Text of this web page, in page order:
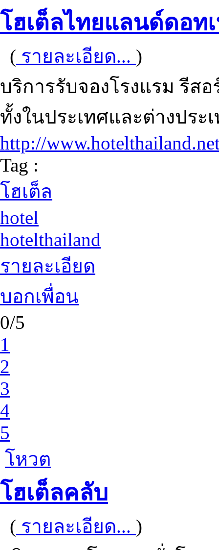
โฮเต็ลไทยแลนด์ดอท
( รายละเอียด... )
บริการรับจองโรงแรม รีส
ทั้งในประเทศและต่างปร
http://
Tag :
โฮเต็ล
hotel
hotelthailand
รายละเอียด
บอกเพื่อน
0/5
1
2
3
4
5
โหวต
โฮเต็ลคลับ
( รายละเอียด... )